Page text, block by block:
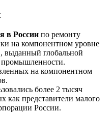
в России по ремонту
на компонентном уровне
выданный глобальной
промышленности.
на компонентном
более 2 тысяч
как представители малого
России.